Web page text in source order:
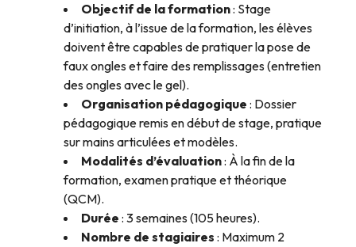
Objectif de la formation: Stage
d’initiation, à l’issue de la formation, les élèves
doivent être capables de pratiquer la pose de
faux ongles et faire des remplissages (entretien
des ongles avec le gel).
Organisation pédagogique : Dossier
pédagogique remis en début de stage, pratique
sur mains articulées et modèles.
Modalités d’évaluation: À la fin de la
formation, examen pratique et théorique
(QCM).
Durée : 3 semaines (105 heures).
Nombre de stagiaires : Maximum 2